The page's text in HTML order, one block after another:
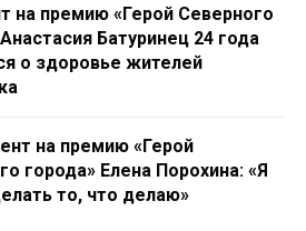
на премию «Герой Северного
Батуринец 24 года
о здоровье жителей
на премию «Герой
города» Елена Порохина: «Я
то, что делаю»